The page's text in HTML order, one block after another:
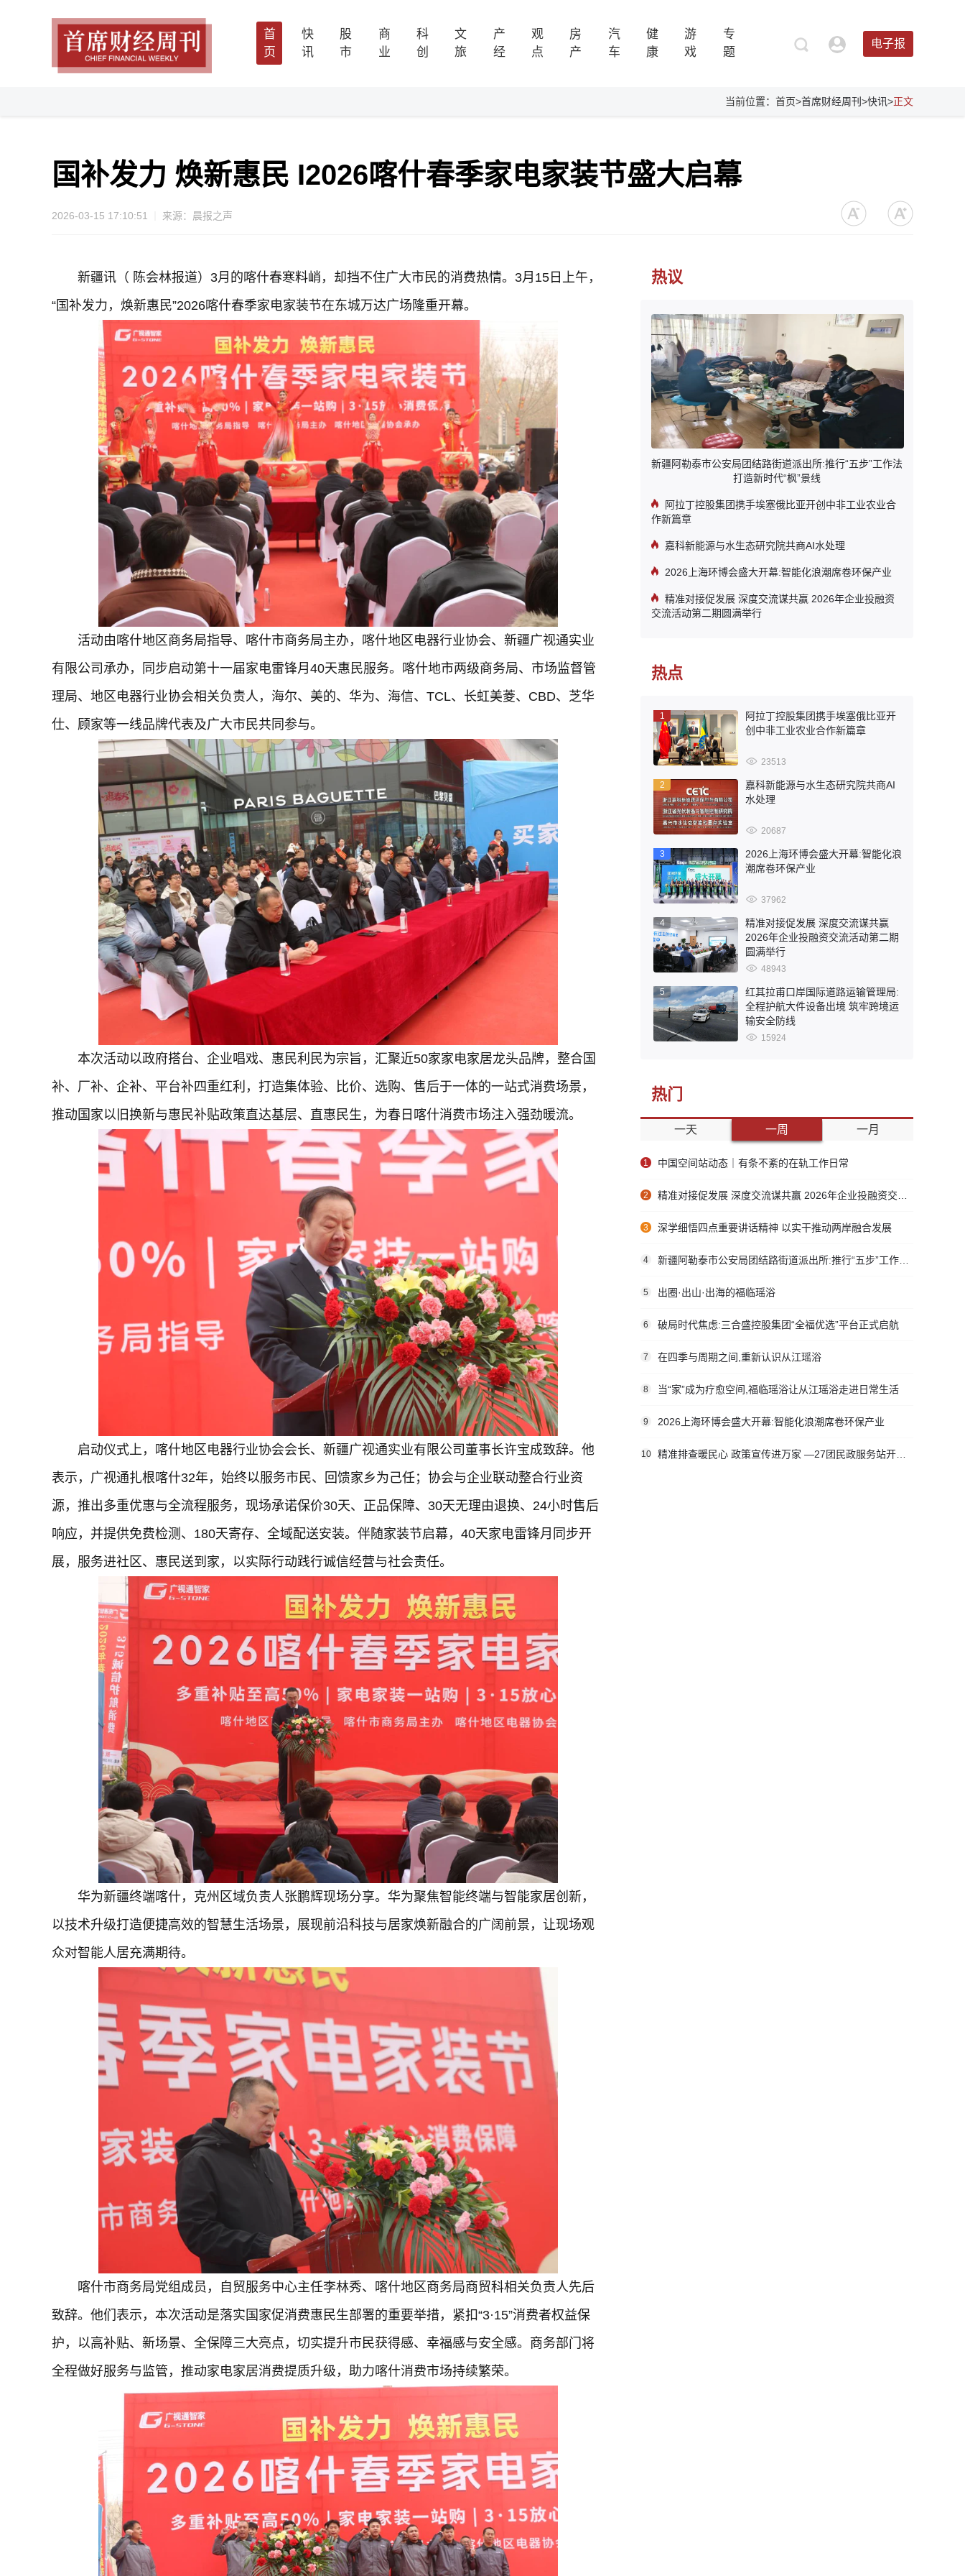
首
页
快
讯
股
市
商
业
科
创
文
旅
产
经
观
点
房
产
汽
车
健
康
游
戏
专
题
电子报
当前位置：首页>首席财经周刊 >快讯>正文
国补发力 焕新惠民 I2026喀什春季家电家装节盛大启幕
2026-03-15 17:10:51 来源：晨报之声
新疆讯（ 陈会林报道）3月的喀什春寒料峭，却挡不住广大市民的消费热情。3月15日上午，
“国补发力，焕新惠民”2026喀什春季家电家装节在东城万达广场隆重开幕。
活动由喀什地区商务局指导、喀什市商务局主办，喀什地区电器行业协会、新疆广视通实业
有限公司承办，同步启动第十一届家电雷锋月40天惠民服务。喀什地市两级商务局、市场监督管
理局、地区电器行业协会相关负责人，海尔、美的、华为、海信、TCL、长虹美菱、CBD、芝华
仕、顾家等一线品牌代表及广大市民共同参与。
本次活动以政府搭台、企业唱戏、惠民利民为宗旨，汇聚近50家家电家居龙头品牌，整合国
补、厂补、企补、平台补四重红利，打造集体验、比价、选购、售后于一体的一站式消费场景，
推动国家以旧换新与惠民补贴政策直达基层、直惠民生，为春日喀什消费市场注入强劲暖流。
启动仪式上，喀什地区电器行业协会会长、新疆广视通实业有限公司董事长许宝成致辞。他
表示，广视通扎根喀什32年，始终以服务市民、回馈家乡为己任；协会与企业联动整合行业资
源，推出多重优惠与全流程服务，现场承诺保价30天、正品保障、30天无理由退换、24小时售后
响应，并提供免费检测、180天寄存、全域配送安装。伴随家装节启幕，40天家电雷锋月同步开
展，服务进社区、惠民送到家，以实际行动践行诚信经营与社会责任。
华为新疆终端喀什，克州区域负责人张鹏辉现场分享。华为聚焦智能终端与智能家居创新，
以技术升级打造便捷高效的智慧生活场景，展现前沿科技与居家焕新融合的广阔前景，让现场观
众对智能人居充满期待。
喀什市商务局党组成员，自贸服务中心主任李林秀、喀什地区商务局商贸科相关负责人先后
致辞。他们表示，本次活动是落实国家促消费惠民生部署的重要举措，紧扣“3·15”消费者权益保
护，以高补贴、新场景、全保障三大亮点，切实提升市民获得感、幸福感与安全感。商务部门将
全程做好服务与监管，推动家电家居消费提质升级，助力喀什消费市场持续繁荣。
热议
新疆阿勒泰市公安局团结路街道派出所:推行“五步”工作法
打造新时代“枫”景线
阿拉丁控股集团携手埃塞俄比亚开创中非工业农业合
作新篇章
嘉科新能源与水生态研究院共商AI水处理
2026上海环博会盛大开幕:智能化浪潮席卷环保产业
精准对接促发展 深度交流谋共赢 2026年企业投融资
交流活动第二期圆满举行
热点
1
阿拉丁控股集团携手埃塞俄比亚开
创中非工业农业合作新篇章
23513
2
嘉科新能源与水生态研究院共商AI
水处理
20687
3
2026上海环博会盛大开幕:智能化浪
潮席卷环保产业
37962
4
精准对接促发展 深度交流谋共赢
2026年企业投融资交流活动第二期
圆满举行
48943
5
红其拉甫口岸国际道路运输管理局:
全程护航大件设备出境 筑牢跨境运
输安全防线
15924
热门
一天 一周 一月
1 中国空间站动态｜有条不紊的在轨工作日常
2 精准对接促发展 深度交流谋共赢 2026年企业投融资交流活动第二期圆满举行
3 深学细悟四点重要讲话精神 以实干推动两岸融合发展
4 新疆阿勒泰市公安局团结路街道派出所:推行“五步”工作法 打造新时代“枫”景线
5 出圈·出山·出海的福临瑶浴
6 破局时代焦虑:三合盛控股集团“全福优选”平台正式启航
7 在四季与周期之间,重新认识从江瑶浴
8 当“家”成为疗愈空间,福临瑶浴让从江瑶浴走进日常生活
9 2026上海环博会盛大开幕:智能化浪潮席卷环保产业
10 精准排查暖民心 政策宣传进万家 —27团民政服务站开展社会救助入户走访活动